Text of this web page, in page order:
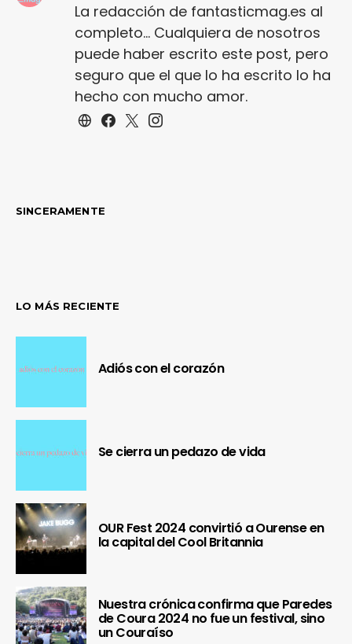
La redacción de fantasticmag.es al
completo... Cualquiera de nosotros
puede haber escrito este post, pero
seguro que el que lo ha escrito lo ha
hecho con mucho amor.
SINCERAMENTE
LO MÁS RECIENTE
Adiós con el corazón
Se cierra un pedazo de vida
OUR Fest 2024 convirtió a Ourense en
la capital del Cool Britannia
Nuestra crónica confirma que Paredes
de Coura 2024 no fue un festival, sino
un Couraíso